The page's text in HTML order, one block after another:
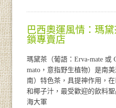
巴西奧運風情：瑪黛
鎖專賣店
瑪黛茶（葡語：Erva-mate 或
mato，意指野生植物）是南
南）特色茶，具提神作用，
和椰子汁，最受歡迎的飲料
海大軍